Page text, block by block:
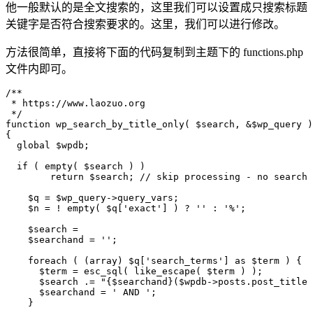
他一般默认的是全文搜索的，这里我们可以设置成只搜索标题
关键字是否符合搜索要求的。这里，我们可以进行修改。
方法很简单，直接将下面的代码复制到主题下的 functions.php
文件内即可。
/**
* https://www.laozuo.org
*/
function wp_search_by_title_only( $search, &$wp_query )
{
  global $wpdb;
  if ( empty( $search ) )
return $search; // skip processing - no search
    $q = $wp_query->query_vars;
    $n = ! empty( $q['exact'] ) ? '' : '%';
    $search =
    $searchand = '';
    foreach ( (array) $q['search_terms'] as $term ) {
      $term = esc_sql( like_escape( $term ) );
$search .= "{$searchand}($wpdb->posts.post_title
      $searchand = ' AND ';
    }